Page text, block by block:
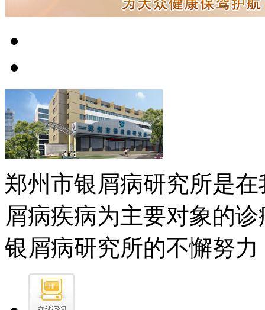
郑州市银屑病研究所是
屑病疾病为主要对象的
银屑病研究所的不懈努